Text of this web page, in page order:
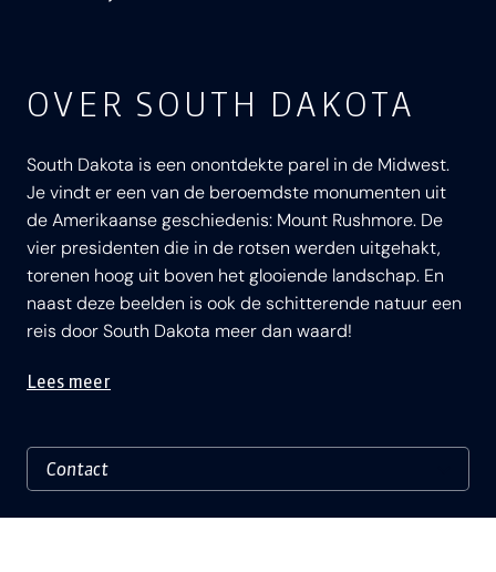
OVER SOUTH DAKOTA
South Dakota is een onontdekte parel in de Midwest.
Je vindt er een van de beroemdste monumenten uit
de Amerikaanse geschiedenis: Mount Rushmore. De
vier presidenten die in de rotsen werden uitgehakt,
torenen hoog uit boven het glooiende landschap. En
naast deze beelden is ook de schitterende natuur een
reis door South Dakota meer dan waard!
Lees meer